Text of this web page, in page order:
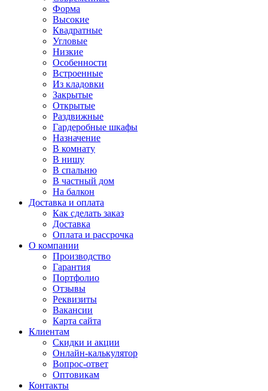
Форма
Высокие
Квадратные
Угловые
Низкие
Особенности
Встроенные
Из кладовки
Закрытые
Открытые
Раздвижные
Гардеробные шкафы
Назначение
В комнату
В нишу
В спальню
В частный дом
На балкон
Доставка и оплата
Как сделать заказ
Доставка
Оплата и рассрочка
О компании
Производство
Гарантия
Портфолио
Отзывы
Реквизиты
Вакансии
Карта сайта
Клиентам
Скидки и акции
Онлайн-калькулятор
Вопрос-ответ
Оптовикам
Контакты